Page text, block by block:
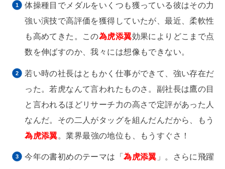
体操種目でメダルをいくつも獲っている彼はその力
強い演技で高評価を獲得していたが、最近、柔軟性
も高めてきた。この為虎添翼効果によりどこまで点
数を伸ばすのか、我々には想像もできない。
若い時の社長はともかく仕事ができて、強い存在だ
った。若虎なんて言われたものさ。副社長は鷹の目
と言われるほどリサーチ力の高さで定評があった人
なんだ。その二人がタッグを組んだんだから、もう
為虎添翼。業界最強の地位も、もうすぐさ！
今年の書初めのテーマは「為虎添翼 」。さらに飛躍